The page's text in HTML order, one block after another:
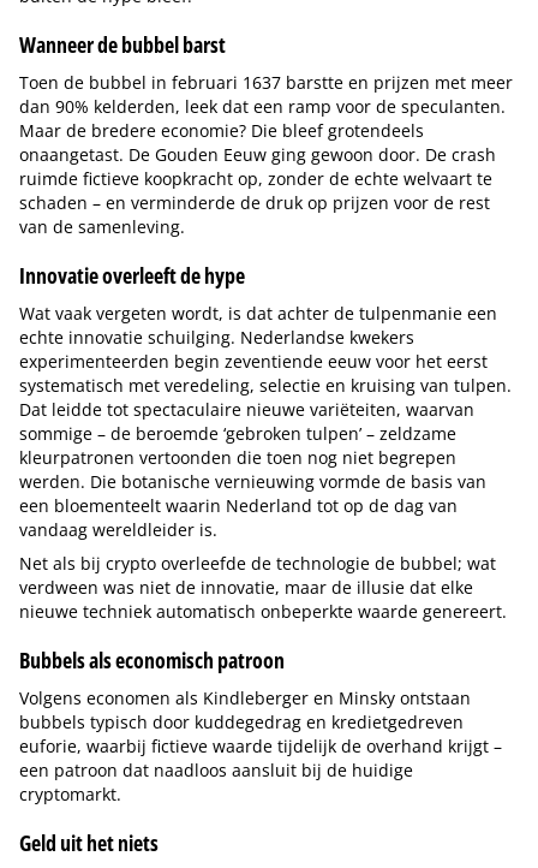
Wanneer de bubbel barst
Toen de bubbel in februari 1637 barstte en prijzen met meer
dan 90% kelderden, leek dat een ramp voor de speculanten.
Maar de bredere economie? Die bleef grotendeels
onaangetast. De Gouden Eeuw ging gewoon door. De crash
ruimde fictieve koopkracht op, zonder de echte welvaart te
schaden – en verminderde de druk op prijzen voor de rest
van de samenleving.
Innovatie overleeft de hype
Wat vaak vergeten wordt, is dat achter de tulpenmanie een
echte innovatie schuilging. Nederlandse kwekers
experimenteerden begin zeventiende eeuw voor het eerst
systematisch met veredeling, selectie en kruising van tulpen.
Dat leidde tot spectaculaire nieuwe variëteiten, waarvan
sommige – de beroemde ‘gebroken tulpen’ – zeldzame
kleurpatronen vertoonden die toen nog niet begrepen
werden. Die botanische vernieuwing vormde de basis van
een bloementeelt waarin Nederland tot op de dag van
vandaag wereldleider is.
Net als bij crypto overleefde de technologie de bubbel; wat
verdween was niet de innovatie, maar de illusie dat elke
nieuwe techniek automatisch onbeperkte waarde genereert.
Bubbels als economisch patroon
Volgens economen als Kindleberger en Minsky ontstaan
bubbels typisch door kuddegedrag en kredietgedreven
euforie, waarbij fictieve waarde tijdelijk de overhand krijgt –
een patroon dat naadloos aansluit bij de huidige
cryptomarkt.
Geld uit het niets